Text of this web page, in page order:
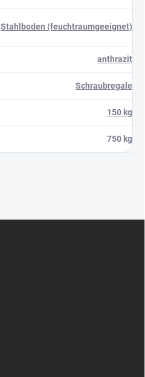
Stahlboden (feuchtraumgeeignet)
anthrazit
Schraubregale
150 kg
750 kg